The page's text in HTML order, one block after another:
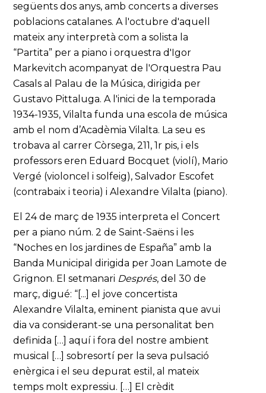
següents dos anys, amb concerts a diverses
poblacions catalanes. A l'octubre d'aquell
mateix any interpretà com a solista la
“Partita” per a piano i orquestra d'Igor
Markevitch acompanyat de l'Orquestra Pau
Casals al Palau de la Música, dirigida per
Gustavo Pittaluga. A l'inici de la temporada
1934-1935, Vilalta funda una escola de música
amb el nom d’Acadèmia Vilalta. La seu es
trobava al carrer Còrsega, 211, 1r pis, i els
professors eren Eduard Bocquet (violí), Mario
Vergé (violoncel i solfeig), Salvador Escofet
(contrabaix i teoria) i Alexandre Vilalta (piano).
El 24 de març de 1935 interpreta el Concert
per a piano núm. 2 de Saint-Saëns i les
“Noches en los jardines de España” amb la
Banda Municipal dirigida per Joan Lamote de
Grignon. El setmanari Després, del 30 de
març, digué: “[...] el jove concertista
Alexandre Vilalta, eminent pianista que avui
dia va considerant-se una personalitat ben
definida […] aquí i fora del nostre ambient
musical […] sobresortí per la seva pulsació
enèrgica i el seu depurat estil, al mateix
temps molt expressiu. […] El crèdit